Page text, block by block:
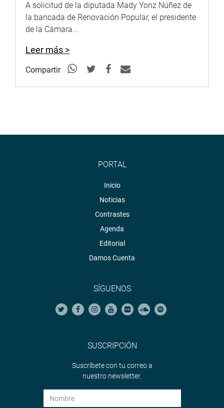
y redes sociales.
http://www.congreso.gob.pe/
Facebook:https://www.facebook.com/congresoperu
Twitter:https://twitter.com/congresoperu
Youtube:http://www.youtube.com/congresoperu
A solicitud de la diputada Mady Yonz Núñez de
la bancada de Renovación Popular, el presidente
de la Cámara...
Leer más >
Compartir
PORTAL
Inicio
Noticias
Contrastes
Agenda
Editorial
Damos Cuenta
SÍGUENOS
SUSCRIPCIÓN
Suscríbete con tu correo a
nuestro newsletter.